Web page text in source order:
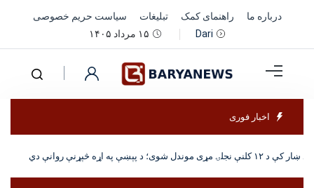
درباره ما راهنمای کمک تبلیغات
سیاست حریم خصوصی
Dari
۱۵ مرداد ۱۴۰۵
اخبار فوری
مړی موندل شوی؛ د پېښې په اړه څېړنې روانې دي